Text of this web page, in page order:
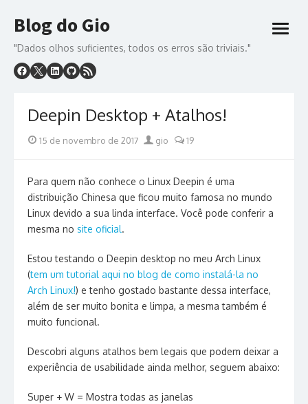
to
content
Blog do Gio
"Dados olhos suficientes, todos os erros são triviais."
open
Deepin Desktop + Atalhos!
Posted
15 de novembro de 2017 Author
gio 19
Para quem não conhece o Linux Deepin é uma
distribuição Chinesa que ficou muito famosa no mundo
Linux devido a sua linda interface. Você pode conferir a
mesma no site oficial.
Estou testando o Deepin desktop no meu Arch Linux
(tem um tutorial aqui no blog de como instalá-la no
Arch Linux!) e tenho gostado bastante dessa interface,
além de ser muito bonita e limpa, a mesma também é
muito funcional.
Descobri alguns atalhos bem legais que podem deixar a
experiência de usabilidade ainda melhor, seguem abaixo:
Super + W = Mostra todas as janelas